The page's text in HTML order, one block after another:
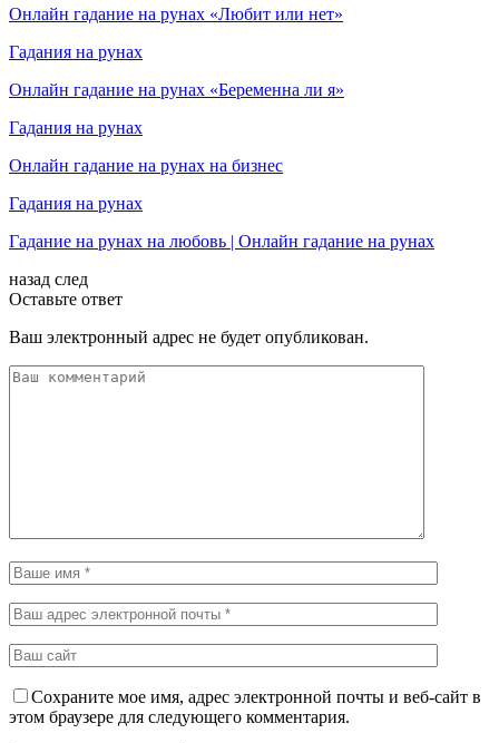
Онлайн гадание на рунах «Любит или нет»
Гадания на рунах
Онлайн гадание на рунах «Беременна ли я»
Гадания на рунах
Онлайн гадание на рунах на бизнес
Гадания на рунах
Гадание на рунах на любовь | Онлайн гадание на рунах
назад след
Оставьте ответ
Ваш электронный адрес не будет опубликован.
Сохраните мое имя, адрес электронной почты и веб-сайт в
этом браузере для следующего комментария.